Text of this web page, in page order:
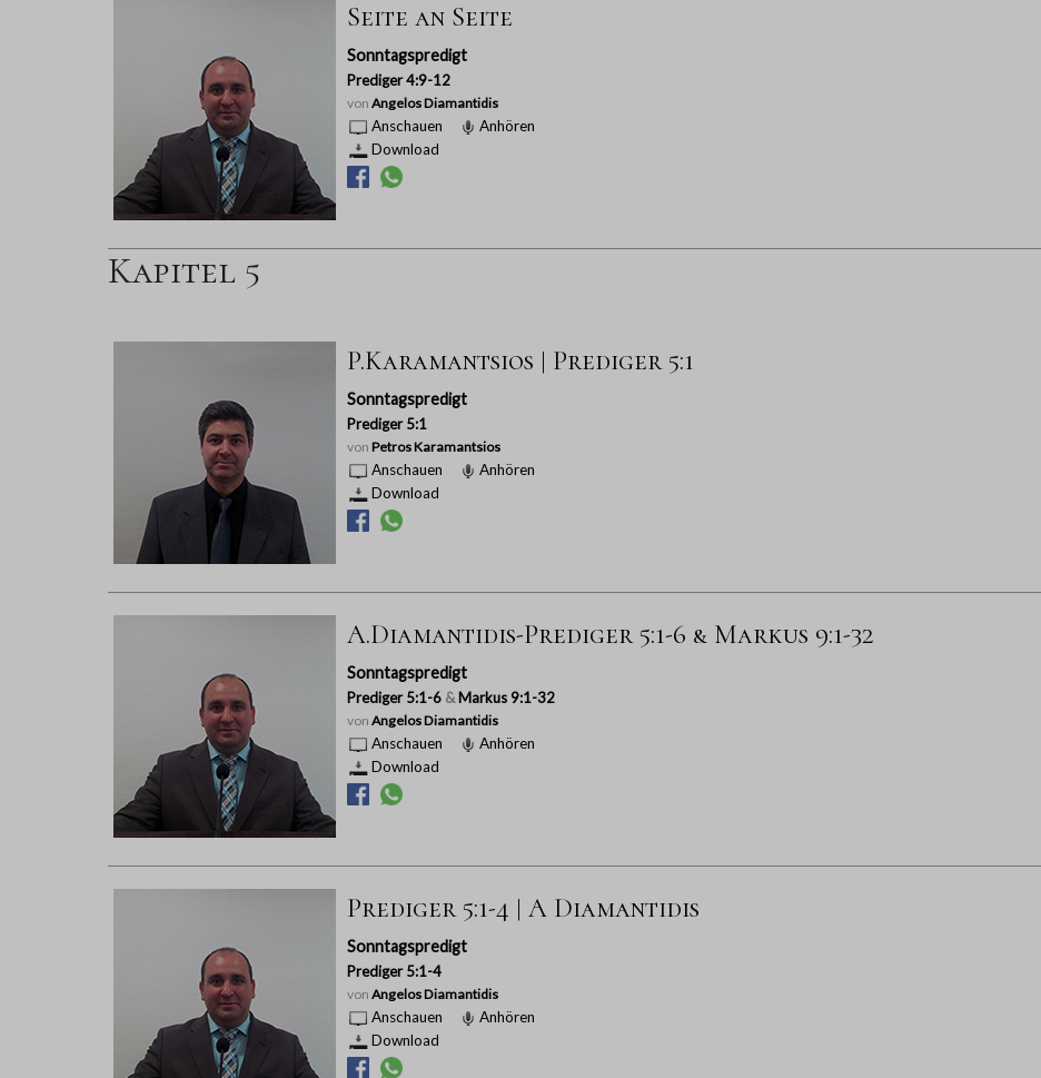
Seite an Seite
Sonntagspredigt
Prediger 4:9-12
von Angelos Diamantidis
Anschauen
Anhören
Download
Kapitel 5
P.Karamantsios | Prediger 5:1
Sonntagspredigt
Prediger 5:1
von Petros Karamantsios
Anschauen
Anhören
Download
A.Diamantidis-Prediger 5:1-6 & Markus 9:1-32
Sonntagspredigt
Prediger 5:1-6 & Markus 9:1-32
von Angelos Diamantidis
Anschauen
Anhören
Download
Prediger 5:1-4 | A Diamantidis
Sonntagspredigt
Prediger 5:1-4
von Angelos Diamantidis
Anschauen
Anhören
Download